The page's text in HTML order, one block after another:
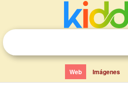
Web Imágenes